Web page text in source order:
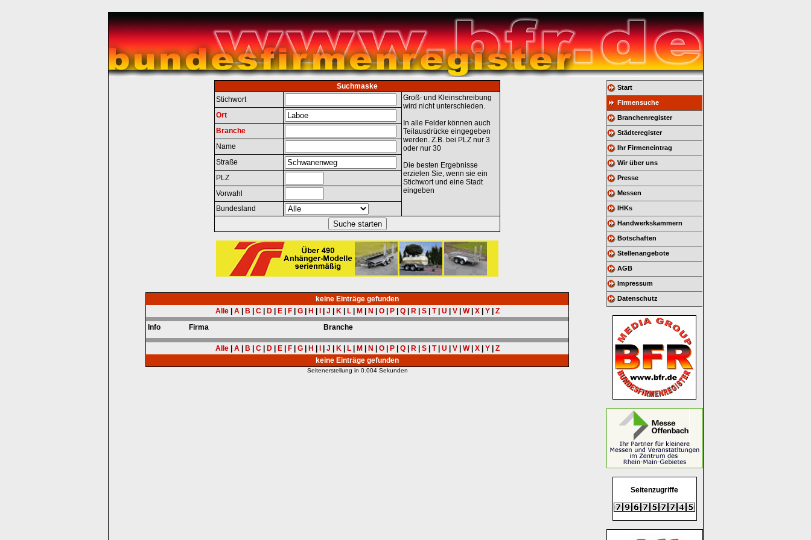
Suchmaske
Stichwort
Groß- und Kleinschreibung
wird nicht unterschieden.
In alle Felder können auch
Teilausdrücke eingegeben
werden. Z.B. bei PLZ nur 3
oder nur 30
Die besten Ergebnisse
erzielen Sie, wenn sie ein
Stichwort und eine Stadt
eingeben
Ort
Branche
Name
Straße
PLZ
Vorwahl
Bundesland
keine Einträge gefunden
Alle| A| B C| D| E| F| G| H J K| L| M N O| P| Q| R| S| T| U V| W| X| Y| Z
Info
Firma Branche
Alle| A| B C| D| E| F| G| H J K| L| M N O| P| Q| R| S| T| U V| W| X| Y| Z
keine Einträge gefunden
Seitenerstellung in 0.004 Sekunden
Start
Firmensuche
Branchenregister
Städteregister
Ihr Firmeneintrag
Wir über uns
Presse
Messen
IHKs
Handwerkskammern
Botschaften
Stellenangebote
AGB
Impressum
Datenschutz
Seitenzugriffe